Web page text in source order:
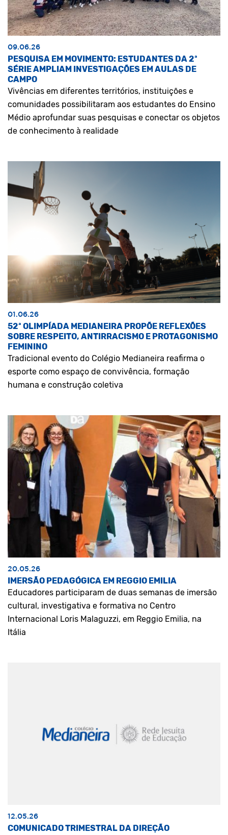
09.06.26
PESQUISA EM MOVIMENTO: ESTUDANTES DA 2ª
SÉRIE AMPLIAM INVESTIGAÇÕES EM AULAS DE
CAMPO
Vivências em diferentes territórios, instituições e
comunidades possibilitaram aos estudantes do Ensino
Médio aprofundar suas pesquisas e conectar os objetos
de conhecimento à realidade
01.06.26
52ª OLIMPÍADA MEDIANEIRA PROPÕE REFLEXÕES
SOBRE RESPEITO, ANTIRRACISMO E PROTAGONISMO
FEMININO
Tradicional evento do Colégio Medianeira reafirma o
esporte como espaço de convivência, formação
humana e construção coletiva
20.05.26
IMERSÃO PEDAGÓGICA EM REGGIO EMILIA
Educadores participaram de duas semanas de imersão
cultural, investigativa e formativa no Centro
Internacional Loris Malaguzzi, em Reggio Emilia, na
Itália
12.05.26
COMUNICADO TRIMESTRAL DA DIREÇÃO